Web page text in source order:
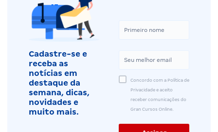
Cadastre-se e
receba as
notícias em
destaque da
semana, dicas,
novidades e
muito mais.
Concordo com a Política de
Privacidade e aceito
receber comunicações do
Gran Cursos Online.